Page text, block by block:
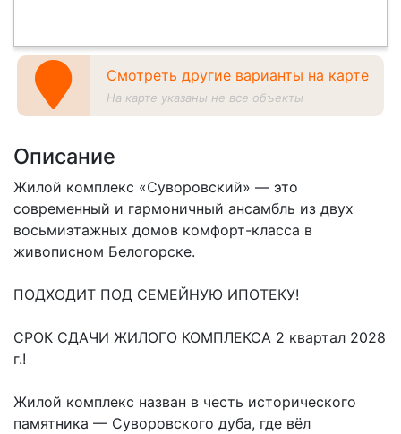
Смотреть другие варианты на карте
На карте указаны не все объекты
Описание
Жилой комплекс «Суворовский» — это
современный и гармоничный ансамбль из двух
восьмиэтажных домов комфорт-класса в
живописном Белогорске.
ПОДХОДИТ ПОД СЕМЕЙНУЮ ИПОТЕКУ!
СРОК СДАЧИ ЖИЛОГО КОМПЛЕКСА 2 квартал 2028
г.!
Жилой комплекс назван в честь исторического
памятника — Суворовского дуба, где вёл